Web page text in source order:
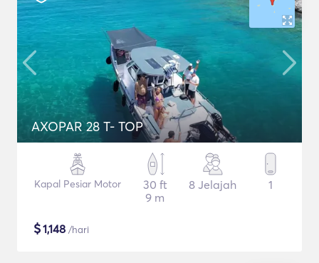
AXOPAR 28 T- TOP
Kapal Pesiar Motor
30 ft
9 m
8 Jelajah 1
$1,148 /hari